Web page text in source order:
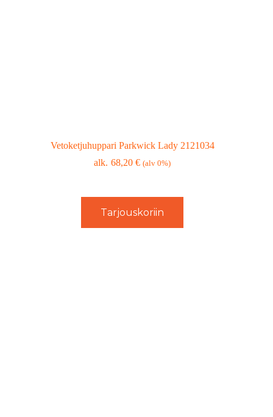
Vetoketjuhuppari Parkwick Lady 2121034
68,20€ (alv 0%)
Tarjouskoriin